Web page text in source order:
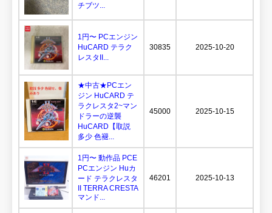
チブツ...
1円〜 PCエンジン
HuCARD テラク
レスタII...
30835 2025-10-20
★中古★PCエン
ジン HuCARD テ
ラクレスタ2~マン
ドラーの逆襲
HuCARD【取説
多少 色褪...
45000 2025-10-15
1円〜 動作品 PCE
PCエンジン Huカ
ード テラクレスタ
II TERRA CRESTA
マンド...
46201 2025-10-13